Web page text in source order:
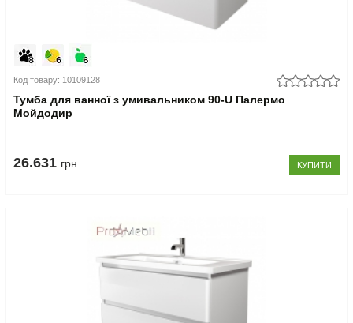
Код товару: 10109128
Тумба для ванної з умивальником 90-U Палермо
Мойдодир
26.631 грн КУПИТИ